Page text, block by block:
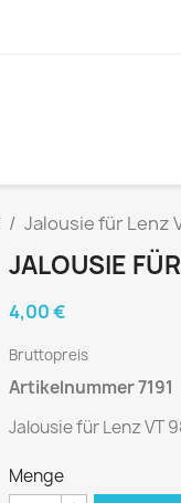
Jalousie für Lenz
JALOUSIE
4,00 €
Bruttopreis
Artikelnummer 7191
Jalousie für Lenz VT
Menge